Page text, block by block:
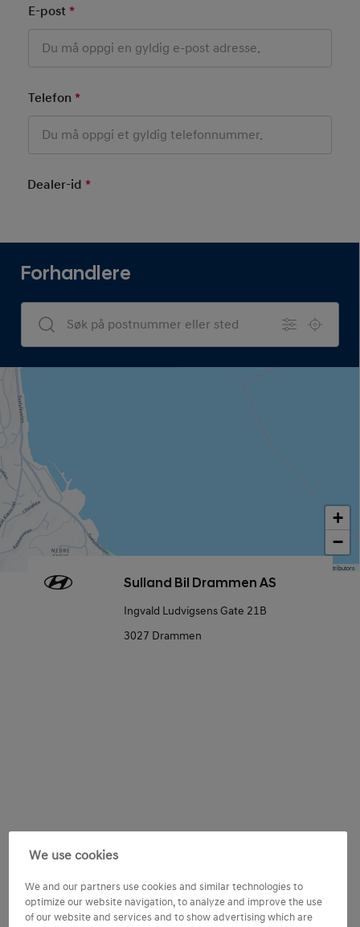
E-post *Mandatory Field
Telefon *Mandatory Field
Dealer-id*
+
−
Map data © OpenStreetMap contributors
Forhandlere
Dealers Search
Sulland Bil Drammen AS
Ingvald Ludvigsens Gate 21B
3027 Drammen
Jeg ønsker å motta tilpasset innhold basert på mine
preferanser og aktiviteter samt min bruk av Hyundai-
produkter og -tjenester.
We use cookies
We and our partners use cookies and similar technologies to
optimize our website navigation, to analyze and improve the use
of our website and services and to show advertising which are